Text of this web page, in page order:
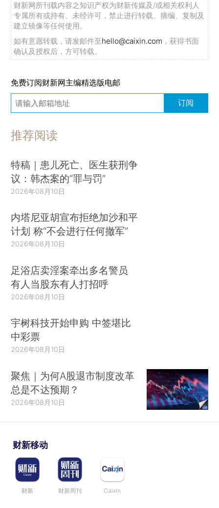
财新网所刊载内容之知识产权为财新传媒及/或相关权利人
专属所有或持有。未经许可，禁止进行转载、摘编、复制及
建立镜像等任何使用。
如有意愿转载，请发邮件至hello@caixin.com ，获得书面
确认及授权后，方可转载。
免费订阅财新网主编精选版电邮
订阅
推荐阅读
特稿｜患儿死亡、医生获刑争
议：韩杰案的“罪与罚”
2026年08月10日
内塔尼亚胡宣布拒绝加沙和平
计划 称“不会进行任何撤军”
2026年08月10日
足浴店卖淫案牵出多名警员
有人当股东有人打招呼
2026年08月10日
宇树科技开始申购 中签堪比
中彩票
2026年08月10日
聚焦｜为何A股退市制度改革
总是不达预期？
2026年08月10日
财新移动
财新 财新周刊 Caixin